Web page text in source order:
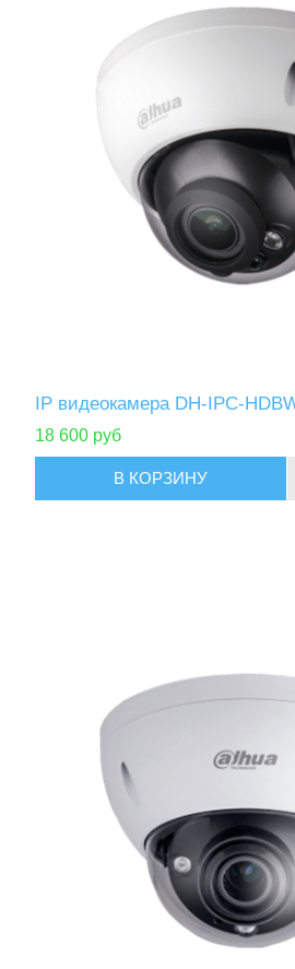
IP видеокамера DH-IPC-
18 600 руб